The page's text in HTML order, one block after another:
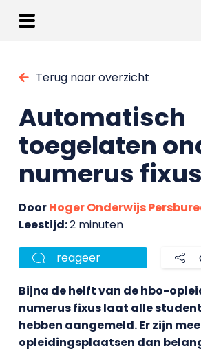
Terug naar overzicht
Automatisch
toegelaten
numerus fixus
DoorHoger Onderwijs
Leestijd:2 minuten
reageer
Bijna de helft van de hbo-
numerus fixus laat alle
hebben aangemeld. Er zijn
opleidingsplaatsen dan